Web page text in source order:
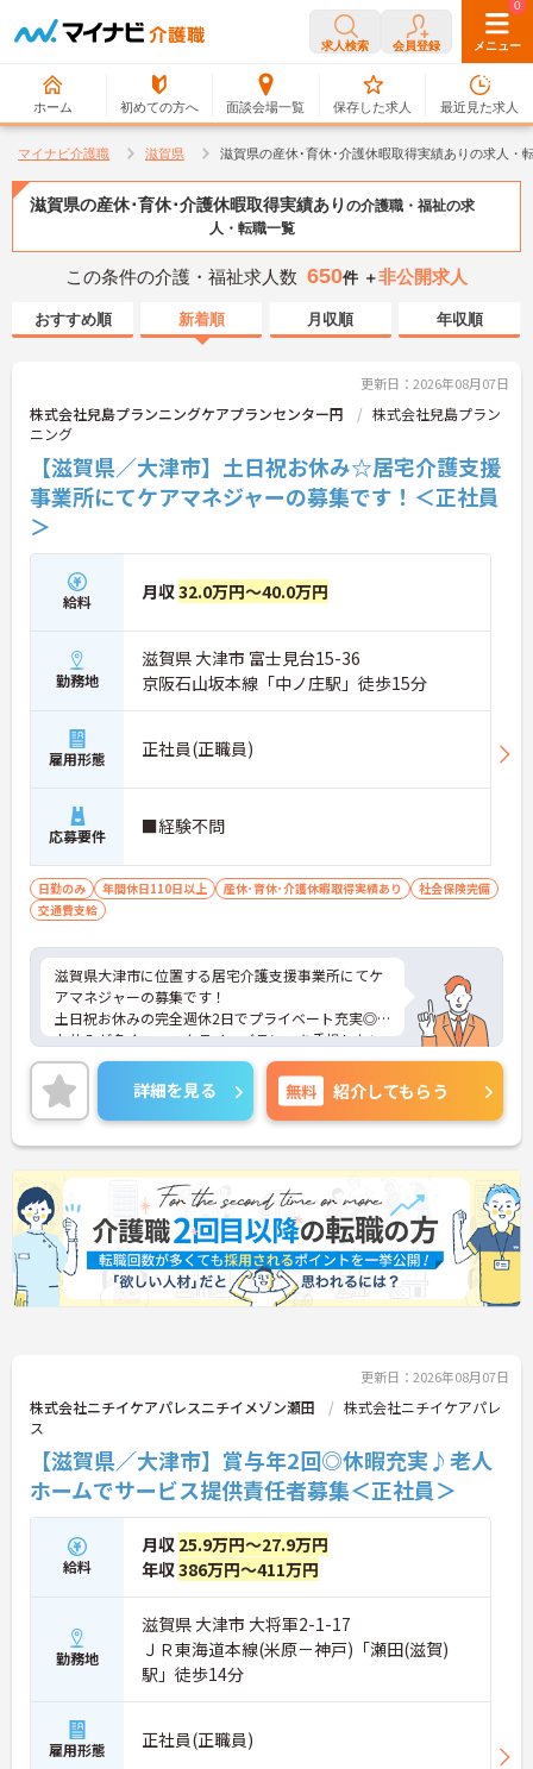
求人検索 会員登録 メニュー
ホーム 初めての方へ 面談会場一覧
0
保存した求人
0
最近見た求人
マイナビ介護職 滋賀県 滋賀県の産休･育休･介護休暇取得実績ありの求人・
滋賀県の産休･育休･介護休暇取得実績あり の介護職・福祉の求
人・転職一覧
この条件の介護・福祉求人数 650件 ＋非公開求人
おすすめ順 新着順 月収順 年収順
更新日：2026年08月07日
株式会社兒島プランニングケアプランセンター円
株式会社兒島プラン
ニング
【滋賀県／大津市】土日祝お休み☆居宅介護支援
事業所にてケアマネジャーの募集です！＜正社員
＞
給料 月収32.0万円～40.0万円
勤務地
滋賀県 大津市 富士見台15-36
京阪石山坂本線「中ノ庄駅」徒歩15分
雇用形態 正社員(正職員)
応募要件 ■経験不問
日勤のみ 年間休日110日以上 産休･育休･介護休暇取得実績あり
社会保険完備
交通費支給
滋賀県大津市に位置する居宅介護支援事業所にてケ
アマネジャーの募集です！
土日祝お休みの完全週休2日でプライベート充実◎
お休みが多く、ワークライフバランスを重視したい
方におすすめです♪
ご興味のある方には、面接対策ポイントなど、さら
に詳細をご案内しますのでお気軽にご相談くださ
い！
詳細を見る 無料 紹介してもらう
更新日：2026年08月07日
株式会社ニチイケアパレスニチイメゾン瀬田
株式会社ニチイケアパレ
ス
【滋賀県／大津市】賞与年2回◎休暇充実♪老人
ホームでサービス提供責任者募集＜正社員＞
給料
月収 25.9万円～27.9万円
年収386万円～411万円
勤務地
滋賀県 大津市 大将軍2-1-17
ＪＲ東海道本線(米原－神戸)「瀬田(滋賀)
駅」徒歩14分
雇用形態 正社員(正職員)